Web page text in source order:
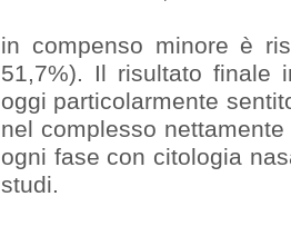
in compenso minore è
51,7%). Il risultato finale
oggi particolarmente
nel complesso
ogni fase con citologia
studi.